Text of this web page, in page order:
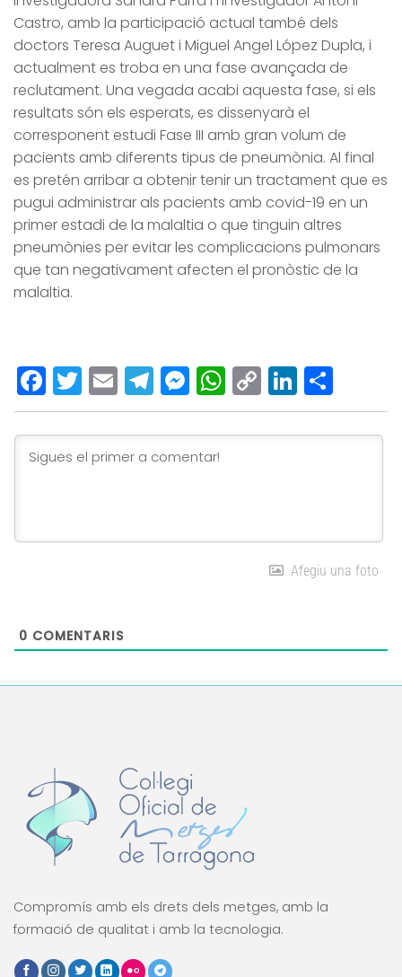
Castro, amb la participació actual també dels
doctors Teresa Auguet i Miguel Angel López Dupla, i
actualment es troba en una fase avançada de
reclutament. Una vegada acabi aquesta fase, si els
resultats són els esperats, es dissenyarà el
corresponent estudi Fase III amb gran volum de
pacients amb diferents tipus de pneumònia. Al final
es pretén arribar a obtenir tenir un tractament que es
pugui administrar als pacients amb covid-19 en un
primer estadi de la malaltia o que tinguin altres
pneumònies per evitar les complicacions pulmonars
que tan negativament afecten el pronòstic de la
malaltia.
Facebook
Twitter
EmailTelegram
Messenger
WhatsApp
Copy
Link
Afegiu una foto
0 COMENTARIS
Compromís amb els drets dels metges, amb la
formació de qualitat i amb la tecnologia.